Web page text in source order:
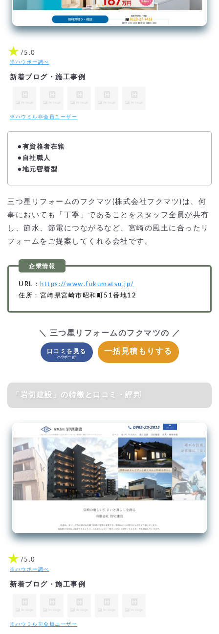
★ /5.0
※ハウボー調べ
新着ブログ・施工事例
※ハウミル非会員ユーザー
● 有資格者在籍
●自社職人
●地元密着型
三つ星リフォームのフクマツ(株式会社フクマツ)は、何
事においても「丁寧」であることをスタッフ全員が共有
し、節水、節電につながるなど、宮崎の風土に合ったリ
フォームをご提案してくれる会社です。
URL：
https://www.fukumatsu.jp/
住所：宮崎県宮崎市昭和町51番地12
＼ 三つ星リフォームのフクマツの ／
口コミを見る 一括見積もりする
「岩切建設」の特徴と口コミ・評判
★ /5.0
※ハウボー調べ
新着ブログ・施工事例
※ハウミル非会員ユーザー